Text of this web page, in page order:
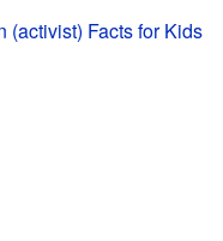
(activist) Facts for Kids